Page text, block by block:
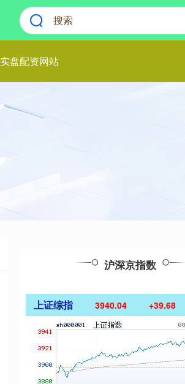
实盘配资网站
沪深京指数
上证综指 3940.04 +39.68